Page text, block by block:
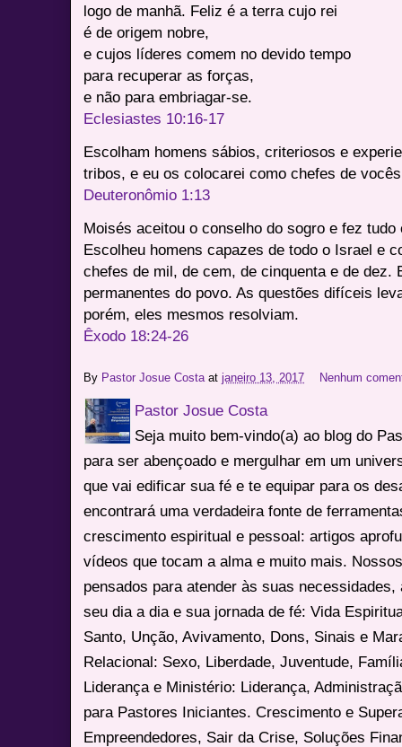
logo de manhã. Feliz é a terra cujo rei
é de origem nobre,
e cujos líderes comem no devido tempo
para recuperar as forças,
e não para embriagar-se.
Eclesiastes 10:16-17
Escolham homens sábios, criteriosos e
tribos, e eu os colocarei como chefes de
Deuteronômio 1:13
Moisés aceitou o conselho do sogro e fez
Escolheu homens capazes de todo o Israel e
chefes de mil, de cem, de cinquenta e de
permanentes do povo. As questões difíceis
porém, eles mesmos resolviam.
Êxodo 18:24-26
By Pastor Josue Costa atjaneiro 13, 2017 Nenhum
Pastor Josue Costa
Seja muito bem-vindo(a) ao blog do
para ser abençoado e mergulhar em um
que vai edificar sua fé e te equipar para os
encontrará uma verdadeira fonte de
crescimento espiritual e pessoal: artigos
vídeos que tocam a alma e muito mais.
pensados para atender às suas
seu dia a dia e sua jornada de fé: Vida
Santo, Unção, Avivamento, Dons, Sinais e
Relacional: Sexo, Liberdade, Juventude,
Liderança e Ministério: Liderança,
para Pastores Iniciantes. Crescimento e
Empreendedores, Sair da Crise, Soluções